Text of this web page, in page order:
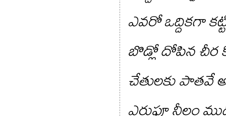
ఎవరో ఒద్దికగా
బొడ్లో దోపిన చీర
చేతులకు పాతవే
ఎరుపూ నీలం